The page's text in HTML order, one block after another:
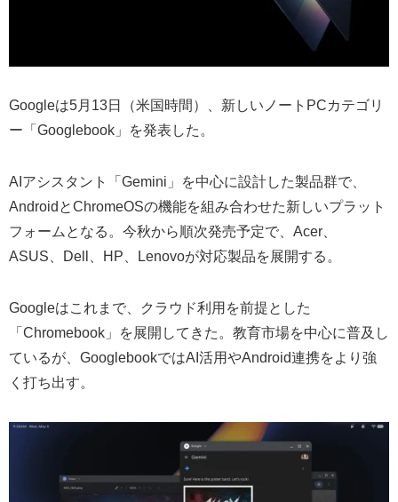
Googleは5月13日（米国時間）、新しいノートPCカテゴリ
ー「Googlebook」を発表した。
AIアシスタント「Gemini」を中心に設計した製品群で、
AndroidとChromeOSの機能を組み合わせた新しいプラット
フォームとなる。今秋から順次発売予定で、Acer、
ASUS、Dell、HP、Lenovoが対応製品を展開する。
Googleはこれまで、クラウド利用を前提とした
「Chromebook」を展開してきた。教育市場を中心に普及し
ているが、GooglebookではAI活用やAndroid連携をより強
く打ち出す。